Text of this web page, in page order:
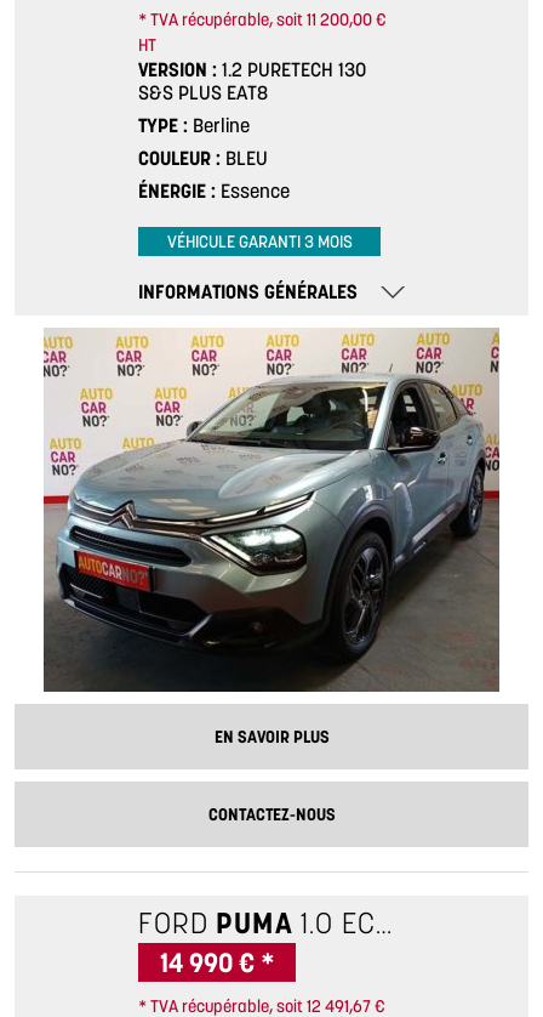
* TVA récupérable, soit 11 200,00 €
HT
VERSION
1.2 PURETECH 130
S&S PLUS EAT8
TYPE
Berline
COULEUR
BLEU
ÉNERGIE
Essence
VÉHICULE GARANTI 3 MOIS
INFORMATIONS GÉNÉRALES
EN SAVOIR PLUS
CONTACTEZ-NOUS
FORD PUMA 1.0 ECOBOOST 125 MHEV S&S TITANIUM POWERSHIFT
14 990 € *
* TVA récupérable, soit 12 491,67 €